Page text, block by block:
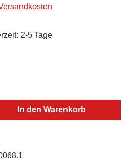
2-5 Tage
den gewünschten
In den Warenkorb